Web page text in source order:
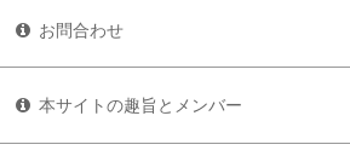
お問合わせ
本サイトの趣旨とメンバー